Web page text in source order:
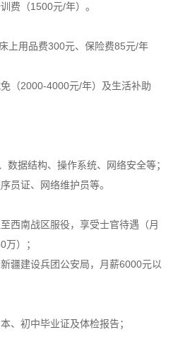
费（1500元/年）。
上用品费300元、保险费85元/年
（2000-4000元/年）及生活补助
数据结构、操作系统、网络安全等；
员证、网络维护员等。
西南战区服役，享受士官待遇（月
）；
疆建设兵团公安局，月薪6000元以
、初中毕业证及体检报告；